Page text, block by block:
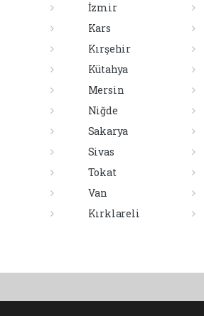
İzmir
Kars
Kırşehir
Kütahya
Mersin
Niğde
Sakarya
Sivas
Tokat
Van
Kırklareli